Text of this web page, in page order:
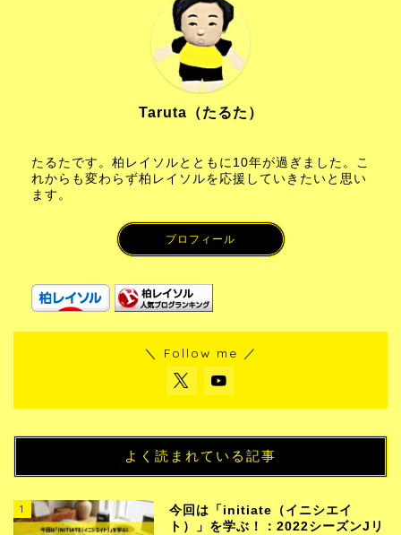
Taruta（たるた）
たるたです。柏レイソルとともに10年が過ぎました。こ
れからも変わらず柏レイソルを応援していきたいと思い
ます。
プロフィール
＼ Follow me ／
よく読まれている記事
1
今回は「initiate（イニシエイ
ト）」を学ぶ！：2022シーズンJリ